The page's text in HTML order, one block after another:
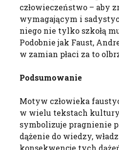
człowieczeństwo – aby
wymagającym i
niego nie tylko szkołą
Podobnie jak Faust,
w zamian płaci za to
Podsumowanie
Motyw człowieka
w wielu tekstach
symbolizuje pragnienie
dążenie do wiedzy,
konsekwencje tych